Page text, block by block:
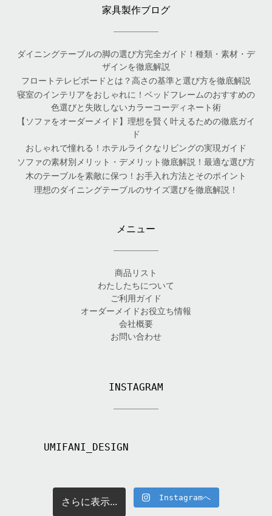
家具製作ブログ
ダイニングテーブルの脚の選び方完全ガイド！種類・素材・デ
ザインを徹底解説
フロートテレビボードとは？高さの基準と選び方を徹底解説
寝室のインテリアをおしゃれに！ベッドフレームのおすすめの
色選びと失敗しないカラーコーディネート術
【ソファをオーダーメイド】理想を賢く叶えるための徹底ガイ
ド
おしゃれで憧れる！ホテルライクなリビングの実現ガイド
ソファの素材別メリット・デメリット徹底解説！最適な選び方
木のテーブルを素敵に保つ！お手入れ方法とそのポイント
理想のダイニングテーブルのサイズ選びを徹底解説！
メニュー
商品リスト
わたしたちについて
ご利用ガイド
オーダーメイドお役立ち情報
会社概要
お問い合わせ
INSTAGRAM
UMIFANI_DESIGN
さらに表示... Instagramへ